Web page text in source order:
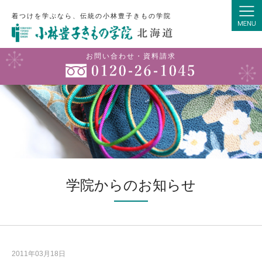
着つけを学ぶなら、伝統の小林豊子きもの学院
お問い合わせ・資料請求
学院からのお知らせ
2011年03月18日